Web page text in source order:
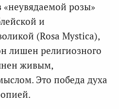
розы»
и
(Rosa Mystica),
лишен религиозного
живым,
Это победа духа